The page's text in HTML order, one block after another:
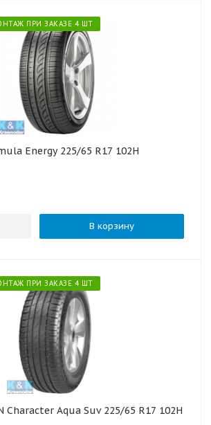
ПРИ ЗАКАЗЕ 4 ШТ
Energy 225/65 R17 102H
В корзину
ПРИ ЗАКАЗЕ 4 ШТ
Character Aqua Suv 225/65 R17 102H